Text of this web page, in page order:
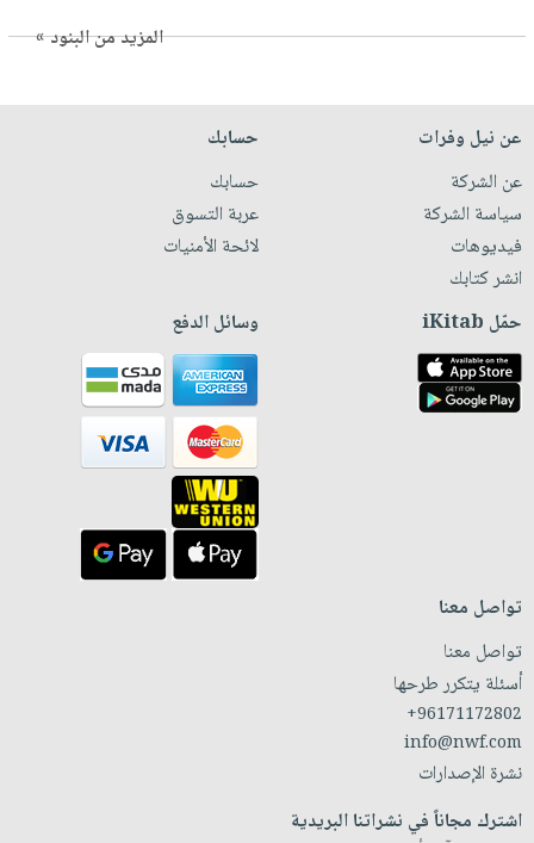
المزيد من البنود »
عن نيل وفرات
عن الشركة
سياسة الشركة
فيديوهات
انشر كتابك
حسابك
حسابك
عربة التسوق
لائحة الأمنيات
حمّل iKitab وسائل الدفع
تواصل معنا
تواصل معنا
أسئلة يتكرر طرحها
+96171172802
info@nwf.com
نشرة الإصدارات
اشترك مجاناً في نشراتنا البريدية